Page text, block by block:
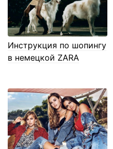
Инструкция по шопингу
в немецкой ZARA